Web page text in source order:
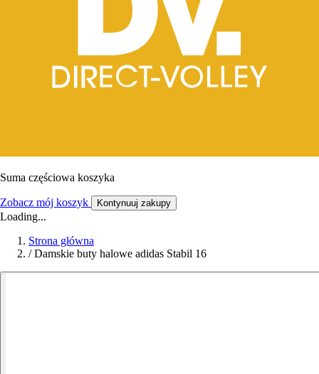
Suma częściowa koszyka
Zobacz mój koszyk Kontynuuj zakupy
Loading...
Strona główna
/ Damskie buty halowe adidas Stabil 16